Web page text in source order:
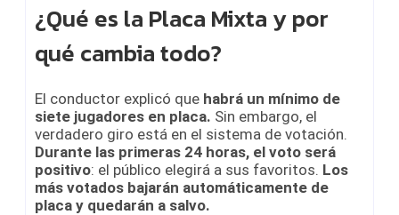
¿Qué es la Placa Mixta y por
qué cambia todo?
El conductor explicó que habrá un mínimo de
siete jugadores en placa. Sin embargo, el
verdadero giro está en el sistema de votación.
Durante las primeras 24 horas, el voto será
positivo: el público elegirá a sus favoritos. Los
más votados bajarán automáticamente de
placa y quedarán a salvo.